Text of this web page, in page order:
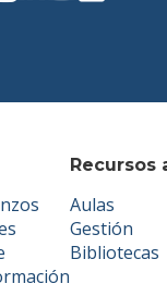
Recursos
Aulas
Gestión
Bibliotecas